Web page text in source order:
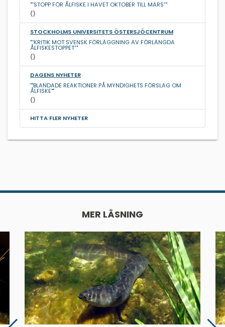
"”STOPP FÖR ÅLFISKE I HAVET OKTOBER TILL MARS”"
()
STOCKHOLMS UNIVERSITETS ÖSTERSJÖCENTRUM
"“KRITIK MOT SVENSK FÖRLÄGGNING AV FÖRLÄNGDA
ÅLFISKESTOPPET”"
()
DAGENS NYHETER
""BLANDADE REAKTIONER PÅ MYNDIGHETS FÖRSLAG OM
ÅLFISKE""
()
HITTA FLER NYHETER
MER LÄSNING